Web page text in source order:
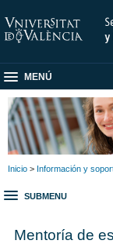
MENÚ
Inicio > Información y
SUBMENU
Mentoría de